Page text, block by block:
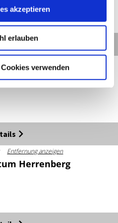
akzeptieren
erlauben
verwenden
Sindelfingen-
Entfernung anzeigen
Herrenberg